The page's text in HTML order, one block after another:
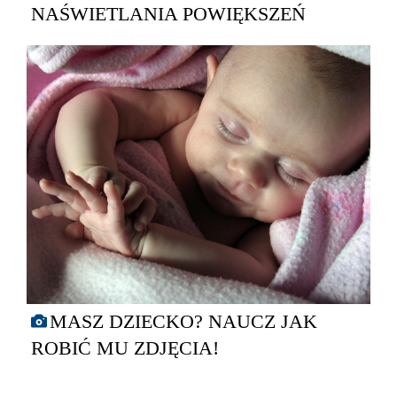
NAŚWIETLANIA POWIĘKSZEŃ
MASZ DZIECKO? NAUCZ JAK
ROBIĆ MU ZDJĘCIA!